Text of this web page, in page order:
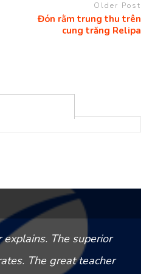
Older Post
Đón rằm trung thu trên
cung trăng Relipa
explains. The superior
The great teacher